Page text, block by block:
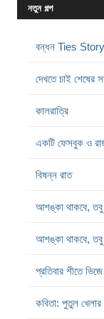
নতুন গল্প
বন্ধন Ties Story
দেখতে চাই শেষের
কালরাত্রি
একটি ফেসবুক ও
বিষন্ন রাত
আশঙ্কা থাকবে, তবু
আশঙ্কা থাকবে, তবু
প্রতিবার শীতে
কবিতা: পুতুল